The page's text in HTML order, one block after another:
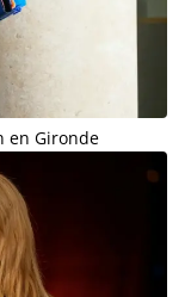
en Gironde